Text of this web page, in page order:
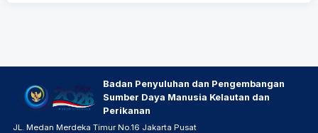
Badan Penyuluhan dan Pengembangan
Sumber Daya Manusia Kelautan dan
Perikanan
JL. Medan Merdeka Timur No.16 Jakarta Pusat